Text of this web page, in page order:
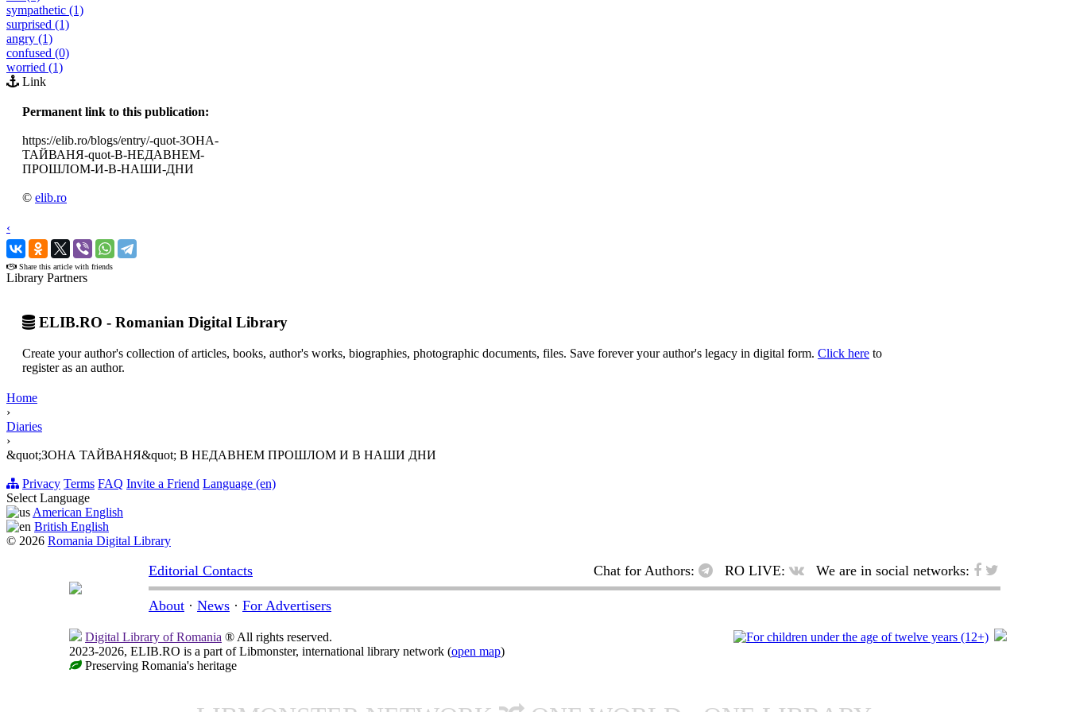
sympathetic (1)
surprised (1)
angry (1)
confused (0)
worried (1)
Link
Permanent link to this publication:
https://elib.ro/blogs/entry/-quot-ЗОНА-
ТАЙВАНЯ-quot-В-НЕДАВНЕМ-
ПРОШЛОМ-И-В-НАШИ-ДНИ
© elib.ro
‹
›
Share this article with friends
Library Partners
ELIB.RO - Romanian Digital Library
Create your author's collection of articles, books, author's works, biographies, photographic documents, files. Save forever your author's legacy in digital form. Click here to
register as an author.
Home
›
Diaries
›
&quot;ЗОНА ТАЙВАНЯ&quot; В НЕДАВНЕМ ПРОШЛОМ И В НАШИ ДНИ
Privacy Terms FAQ Invite a Friend Language (en)
Select Language
American English
British English
© 2026 Romania Digital Library
Editorial Contacts Chat for Authors: RO LIVE: We are in social networks:
About · News · For Advertisers
Digital Library of Romania ® All rights reserved.
2023-2026, ELIB.RO is a part of Libmonster, international library network (open map)
Preserving Romania's heritage